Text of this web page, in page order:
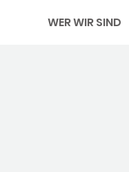
WER WIR SIND